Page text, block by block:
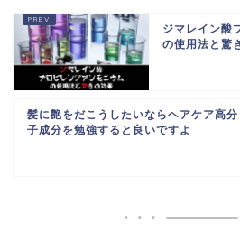
ジマレイン酸
の使用法と驚
髪に艶をだこうしたいならヘアケア高分
子成分を勉強すると良いですよ